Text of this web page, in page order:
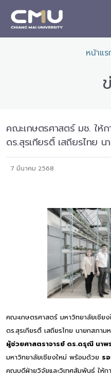
หน้าแร
คณะเกษตรศาสตร์ มช. ให้
ดร.สุรเกียรติ์ เสถียรไทย
7 มีนาคม 2568
คณะเกษตรศาสตร์ มหาวิทยาลัยเชีย
ดร.สุรเกียรติ์ เสถียรไทย นายกสภาม
ผู้ช่วยศาสตราจารย์ ดร.ดรุณี นาพ
มหาวิทยาลัยเชียงใหม่ พร้อมด้วย ร
คณบดีฝ่ายวิจัยและวิเทศสัมพันธ์ ให้ก